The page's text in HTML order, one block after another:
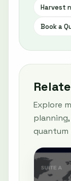
Harvest
Book a
Explore
quantum